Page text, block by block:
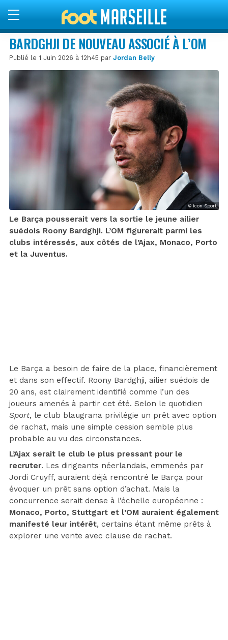
BARDGHJI DE NOUVEAU ASSOCIÉ À L’OM
Publié le 1 Juin 2026 à 12h45 par Jordan Belly
© Icon Sport
Le Barça pousserait vers la sortie le jeune ailier
suédois Roony Bardghji. L’OM figurerait parmi les
clubs intéressés, aux côtés de l’Ajax, Monaco, Porto
et la Juventus.
Le Barça a besoin de faire de la place, financièrement
et dans son effectif. Roony Bardghji, ailier suédois de
20 ans, est clairement identifié comme l’un des
joueurs amenés à partir cet été. Selon le quotidien
Sport, le club blaugrana privilégie un prêt avec option
de rachat, mais une simple cession semble plus
probable au vu des circonstances.
L’Ajax serait le club le plus pressant pour le
recruter. Les dirigeants néerlandais, emmenés par
Jordi Cruyff, auraient déjà rencontré le Barça pour
évoquer un prêt sans option d’achat. Mais la
concurrence serait dense à l’échelle européenne :
Monaco, Porto, Stuttgart et l’OM auraient également
manifesté leur intérêt, certains étant même prêts à
explorer une vente avec clause de rachat.